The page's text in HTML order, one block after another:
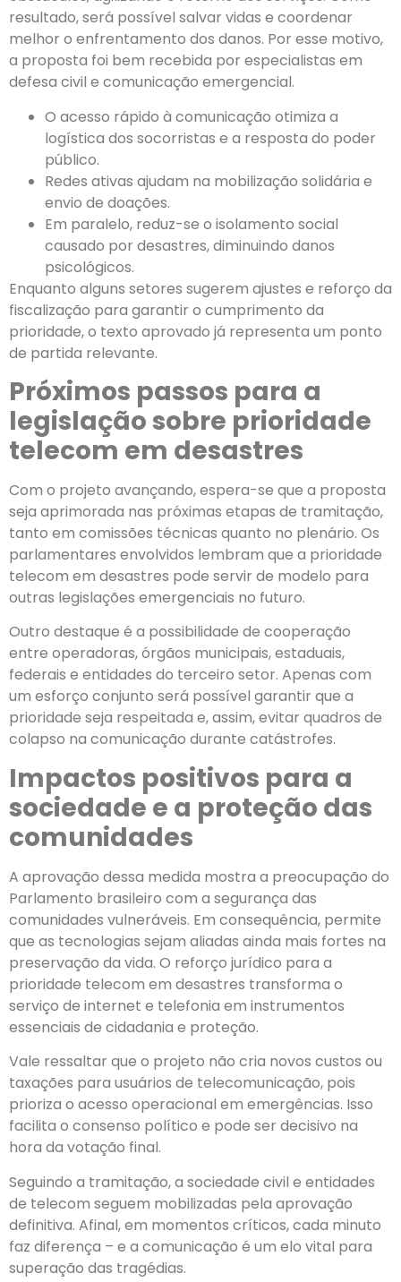
resultado, será possível salvar vidas e coordenar
melhor o enfrentamento dos danos. Por esse motivo,
a proposta foi bem recebida por especialistas em
defesa civil e comunicação emergencial.
O acesso rápido à comunicação otimiza a
logística dos socorristas e a resposta do poder
público.
Redes ativas ajudam na mobilização solidária e
envio de doações.
Em paralelo, reduz-se o isolamento social
causado por desastres, diminuindo danos
psicológicos.
Enquanto alguns setores sugerem ajustes e reforço da
fiscalização para garantir o cumprimento da
prioridade, o texto aprovado já representa um ponto
de partida relevante.
Próximos passos para a
legislação sobre prioridade
telecom em desastres
Com o projeto avançando, espera-se que a proposta
seja aprimorada nas próximas etapas de tramitação,
tanto em comissões técnicas quanto no plenário. Os
parlamentares envolvidos lembram que a prioridade
telecom em desastres pode servir de modelo para
outras legislações emergenciais no futuro.
Outro destaque é a possibilidade de cooperação
entre operadoras, órgãos municipais, estaduais,
federais e entidades do terceiro setor. Apenas com
um esforço conjunto será possível garantir que a
prioridade seja respeitada e, assim, evitar quadros de
colapso na comunicação durante catástrofes.
Impactos positivos para a
sociedade e a proteção das
comunidades
A aprovação dessa medida mostra a preocupação do
Parlamento brasileiro com a segurança das
comunidades vulneráveis. Em consequência, permite
que as tecnologias sejam aliadas ainda mais fortes na
preservação da vida. O reforço jurídico para a
prioridade telecom em desastres transforma o
serviço de internet e telefonia em instrumentos
essenciais de cidadania e proteção.
Vale ressaltar que o projeto não cria novos custos ou
taxações para usuários de telecomunicação, pois
prioriza o acesso operacional em emergências. Isso
facilita o consenso político e pode ser decisivo na
hora da votação final.
Seguindo a tramitação, a sociedade civil e entidades
de telecom seguem mobilizadas pela aprovação
definitiva. Afinal, em momentos críticos, cada minuto
faz diferença – e a comunicação é um elo vital para
superação das tragédias.